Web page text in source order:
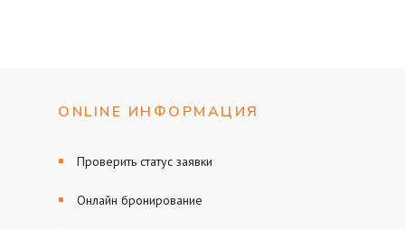
ONLINE ИНФОРМАЦИЯ
Проверить статус заявки
Онлайн бронирование